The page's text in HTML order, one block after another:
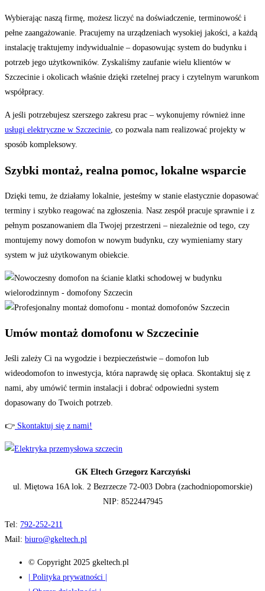
Wybierając naszą firmę, możesz liczyć na doświadczenie, terminowość i
pełne zaangażowanie. Pracujemy na urządzeniach wysokiej jakości, a każdą
instalację traktujemy indywidualnie – dopasowując system do budynku i
potrzeb jego użytkowników. Zyskaliśmy zaufanie wielu klientów w
Szczecinie i okolicach właśnie dzięki rzetelnej pracy i czytelnym warunkom
współpracy.
A jeśli potrzebujesz szerszego zakresu prac – wykonujemy również inne
usługi elektryczne w Szczecinie, co pozwala nam realizować projekty w
sposób kompleksowy.
Szybki montaż, realna pomoc, lokalne wsparcie
Dzięki temu, że działamy lokalnie, jesteśmy w stanie elastycznie dopasować
terminy i szybko reagować na zgłoszenia. Nasz zespół pracuje sprawnie i z
pełnym poszanowaniem dla Twojej przestrzeni – niezależnie od tego, czy
montujemy nowy domofon w nowym budynku, czy wymieniamy stary
system w już użytkowanym obiekcie.
Umów montaż domofonu w Szczecinie
Jeśli zależy Ci na wygodzie i bezpieczeństwie – domofon lub
wideodomofon to inwestycja, która naprawdę się opłaca. Skontaktuj się z
nami, aby umówić termin instalacji i dobrać odpowiedni system
dopasowany do Twoich potrzeb.
👉 Skontaktuj się z nami!
GK Eltech Grzegorz Karczyński
ul. Miętowa 16A lok. 2 Bezrzecze 72-003 Dobra (zachodniopomorskie)
NIP: 8522447945
Tel: 792-252-211
Mail: biuro@gkeltech.pl
© Copyright 2025 gkeltech.pl
| Polityka prywatności |